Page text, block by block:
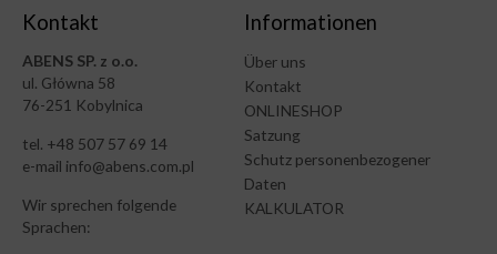
Kontakt
ABENS SP. z o.o.
ul. Główna 58
76-251 Kobylnica
tel. +48 507 57 69 14
e-mail info@abens.com.pl
Wir sprechen folgende
Sprachen:
Informationen
Über uns
Kontakt
ONLINESHOP
Satzung
Schutz personenbezogener
Daten
KALKULATOR